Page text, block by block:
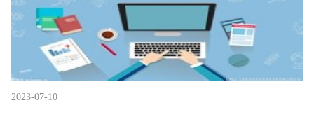
2023-07-10